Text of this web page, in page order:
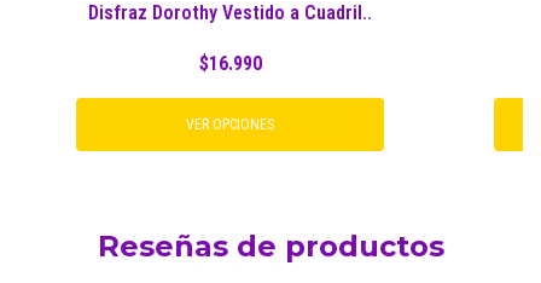
Disfraz Dorothy Vestido a Cuadril..
$16.990
VER OPCIONES
Reseñas de productos